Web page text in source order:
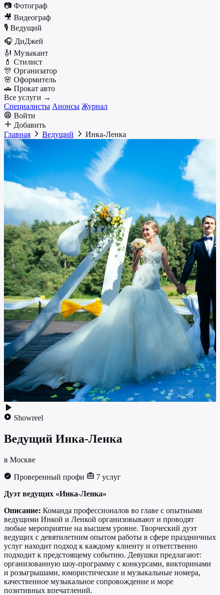
📷 Фотограф
🎥 Видеограф
🎙️ Ведущий
🎧 ДиДжей
🎻 Музыкант
💄 Стилист
🎊 Организатор
🌸 Оформитель
🚗 Прокат авто
Все услуги →
Специалисты Анонсы Журнал
Войти
Добавить
Главная
Ведущий Инка-Ленка
Showreel
Ведущий Инка-Ленка
в Москве
Проверенный профи
7 услуг
Дуэт ведущих «Инка-Ленка»
Описание: Команда профессионалов во главе с опытными
ведущими Инкой и Ленкой организовывают и проводят
любые мероприятие на высшем уровне. Творческий дуэт
ведущих с девятилетним опытом работы в сфере праздничных
услуг находит подход к каждому клиенту и ответственно
подходит к предстоящему событию. Девушки предлагают:
организованную шоу-программу с конкурсами, викторинами
и розыгрышами, юмористические и музыкальные номера,
качественное музыкальное сопровождение и море
позитивных впечатлений.